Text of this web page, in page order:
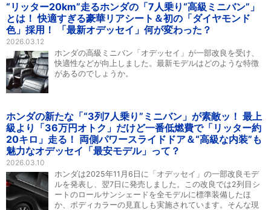
“リッター20km”走るホンダの「7人乗り“高級ミニバン”」
とは！ 快適すぎる豪華リアシート＆初の「ダイヤモンド
色」採用！ 「最新オデッセイ」何が変わった？
2026.03.12
ホンダの高級ミニバン「オデッセイ」が一部改良を受け、
快適性などが向上しました。最新モデルはどのような特徴
があるのでしょうか。
ホンダの新たな「“3列7人乗り”ミニバン」が素敵ッ！ 最上
級より「36万円オトク」だけど一番低燃費で「リッター約
20キロ」走る！ 両側パワースライドドア＆“高級な内装”も
魅力なオデッセイ「最安モデル」って？
2026.03.10
ホンダは2025年11月6日に「オデッセイ」の一部改良モデ
ルを発表し、翌7日に発売しました。この改良では2列目シ
ートのロールサンシェードを全モデルに標準装備したほ
か、ボディカラーの見直しも実施されています。そんな現